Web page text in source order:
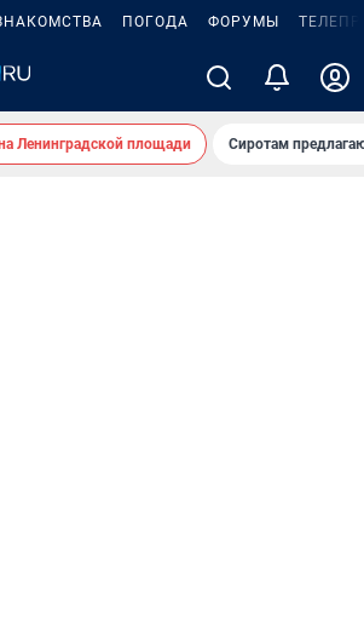
ПОГОДА ФОРУМЫ
Ленинградской площади Сиротам